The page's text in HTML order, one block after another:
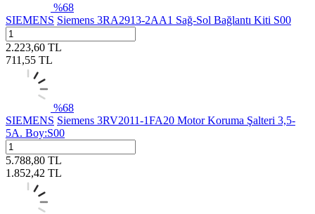
%68
SIEMENS Siemens 3RA2913-2AA1 Sağ-Sol Bağlantı Kiti S00
2.223,60 TL
711,55 TL
%68
SIEMENS Siemens 3RV2011-1FA20 Motor Koruma Şalteri 3,5-
5A. Boy:S00
5.788,80 TL
1.852,42 TL